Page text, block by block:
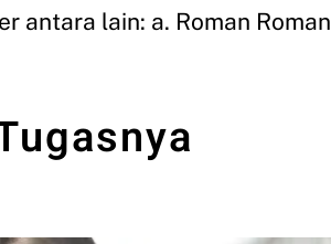
antara lain: a. Roman Roman